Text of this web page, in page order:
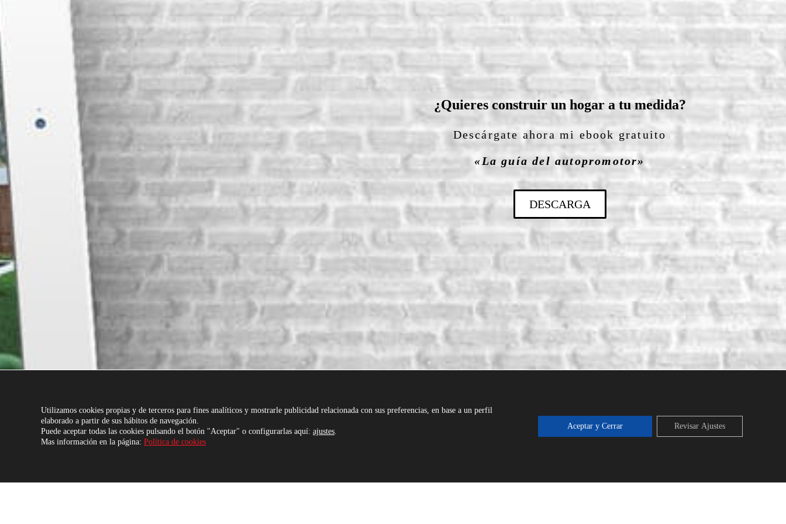
¿Quieres construir un hogar a tu medida?
Descárgate ahora mi ebook gratuito
«La guía del autopromotor»
DESCARGA
Utilizamos cookies propias y de terceros para fines analíticos y mostrarle publicidad relacionada con sus preferencias, en base a un perfil
elaborado a partir de sus hábitos de navegación.
Puede aceptar todas las cookies pulsando el botón "Aceptar" o configurarlas aquí: ajustes.
Mas información en la página: Política de cookies
Aceptar y Cerrar Revisar Ajustes